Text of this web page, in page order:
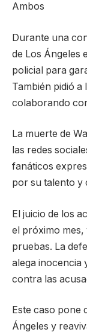
Ambos
Durante una
de Los Ángeles
policial para
También pidió a
colaborando
La muerte de
las redes
fanáticos
por su talento y
El juicio de los
el próximo mes,
pruebas. La
alega inocencia
contra las
Este caso pone
Ángeles y